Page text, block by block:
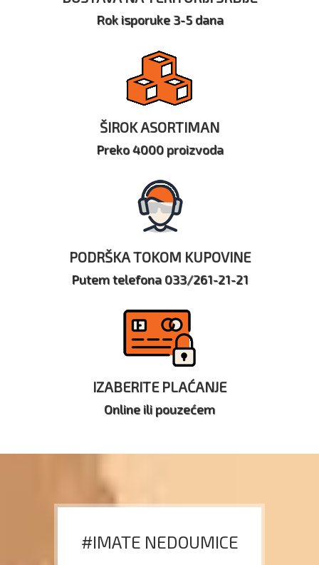
Rok isporuke 3-5 dana
ŠIROK ASORTIMAN
Preko 4000 proizvoda
PODRŠKA TOKOM KUPOVINE
Putem telefona 033/261-21-21
IZABERITE PLAĆANJE
Online ili pouzećem
#IMATE NEDOUMICE